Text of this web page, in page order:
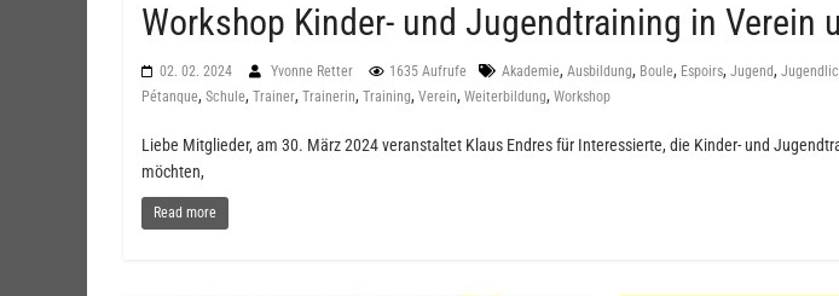
Workshop Kinder- und Jugendtraining in Verein
02. 02. 2024 Yvonne Retter 1635 Aufrufe Akademie, Ausbildung, Boule, Espoirs, Jugend,
Pétanque, Schule, Trainer, Trainerin, Training, Verein, Weiterbildung, Workshop
Liebe Mitglieder, am 30. März 2024 veranstaltet Klaus Endres für Interessierte, die Kinder- und
möchten,
Read more